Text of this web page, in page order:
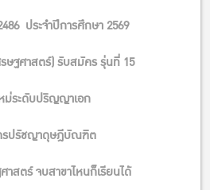
ละความร่วมมือทุกภาคส่วน
ณี หรือผู้แทน
และแนวทางบริหารแร่สำคัญเพื่อความ
ภาควิชาเศรษฐศาสตร์เกษตรและ
มหาวิทยาลัยเกษตรศาสตร์
ต่อสังคม”
ประจําปีการศึกษา 2569
ษฐศาสตร์) รับสมัคร รุ่นที่ 15
ม่ระดับปริญญาเอก
ปรัชญาดุษฎีบัณฑิต
าสตร์ จบสาขาไหนก็เรียนได้